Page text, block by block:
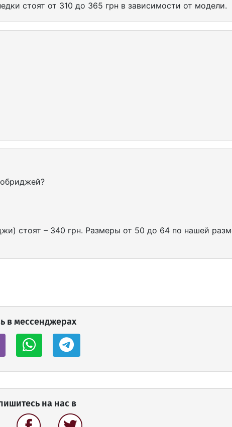
стоят от 310 до 365 грн в зависимости от модели.
стоят – 340 грн. Размеры от 50 до 64 по нашей
в мессенджерах
на нас в